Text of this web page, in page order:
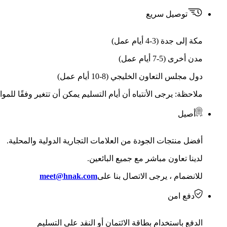
توصيل سريع
مكة إلى جدة (3-4 أيام عمل)
مدن أخرى (5-7 أيام عمل)
دول مجلس التعاون الخليجي (8-10 أيام عمل)
ملاحظة: يرجى الأنتباه أن أيام التسليم يمكن أن تتغير وفقًا
أصيل
أفضل منتجات الجودة من العلامات التجارية الدولية والمحلية.
لدينا تعاون مباشر مع جميع البائعين.
للانضمام ، يرجى الاتصال بنا علىmeet@hnak.com
دفع امن
الدفع باستخدام بطاقة الائتمان أو النقد على التسليم